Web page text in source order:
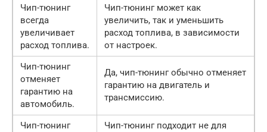
Чип-тюнинг
всегда
увеличивает
расход топлива.
Чип-тюнинг может как
увеличить, так и уменьшить
расход топлива, в зависимости
от настроек.
Чип-тюнинг
отменяет
гарантию на
автомобиль.
Да, чип-тюнинг обычно отменяет
гарантию на двигатель и
трансмиссию.
Чип-тюнинг
Чип-тюнинг подходит не для